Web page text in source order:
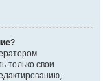
только свои